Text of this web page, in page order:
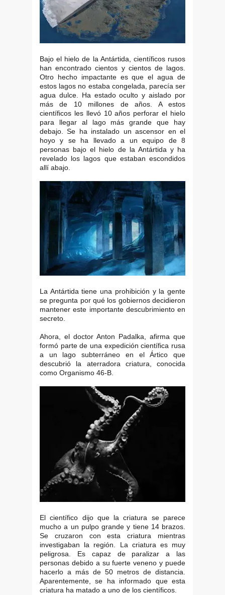
Bajo el hielo de la Antártida, científicos rusos
han encontrado cientos y cientos de lagos.
Otro hecho impactante es que el agua de
estos lagos no estaba congelada, parecía ser
agua dulce. Ha estado oculto y aislado por
más de 10 millones de años. A estos
científicos les llevó 10 años perforar el hielo
para llegar al lago más grande que hay
debajo. Se ha instalado un ascensor en el
hoyo y se ha llevado a un equipo de 8
personas bajo el hielo de la Antártida y ha
revelado los lagos que estaban escondidos
allí abajo.
La Antártida tiene una prohibición y la gente
se pregunta por qué los gobiernos decidieron
mantener este importante descubrimiento en
secreto.
Ahora, el doctor Anton Padalka, afirma que
formó parte de una expedición científica rusa
a un lago subterráneo en el Ártico que
descubrió la aterradora criatura, conocida
como Organismo 46-B.
El científico dijo que la criatura se parece
mucho a un pulpo grande y tiene 14 brazos.
Se cruzaron con esta criatura mientras
investigaban la región. La criatura es muy
peligrosa. Es capaz de paralizar a las
personas debido a su fuerte veneno y puede
hacerlo a más de 50 metros de distancia.
Aparentemente, se ha informado que esta
criatura ha matado a uno de los científicos.